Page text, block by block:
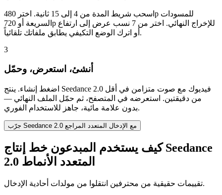
اسحب شريط المدة من 4 إلى 15 ثانية. اختر 480p للمسودات
السريعة أو 720p للإخراج النهائي. اختر من 7 نسب عرض إلى ارتفاع
أو اترك الوضع التكيفي يطابق ملفاتك تلقائياً.
3
أنشئ، استعرض، وحمّل
اضغط إنشاء. ينتج Seedance 2.0 فيديوك مع صوت متزامن في أقل
من دقيقتين. استعرضه في المتصفح، ثم حمّل الملف النهائي —
بدون علامة مائية، جاهز للاستخدام الفوري.
جرّب Seedance 2.0 مع الإدخال المتعدد المراجع
كيف يستخدم المبدعون خط إنتاج Seedance
2.0 المتعدد الأنماط
تقييمات حقيقية من محترفين انتقلوا من مولدات أحادية الإدخال.